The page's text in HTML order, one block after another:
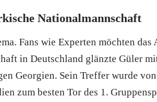
Nationalmannschaft
Fans wie Experten möchten das
in Deutschland glänzte Güler
Georgien. Sein Treffer wurde
zum besten Tor des 1.